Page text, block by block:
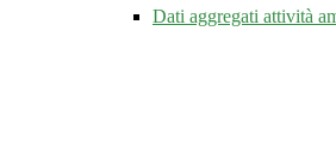
Dati aggregati attività